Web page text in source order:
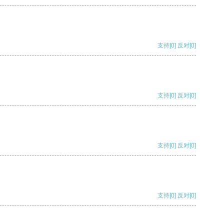
支持[0] 反对[0]
支持[0] 反对[0]
支持[0] 反对[0]
支持[0] 反对[0]